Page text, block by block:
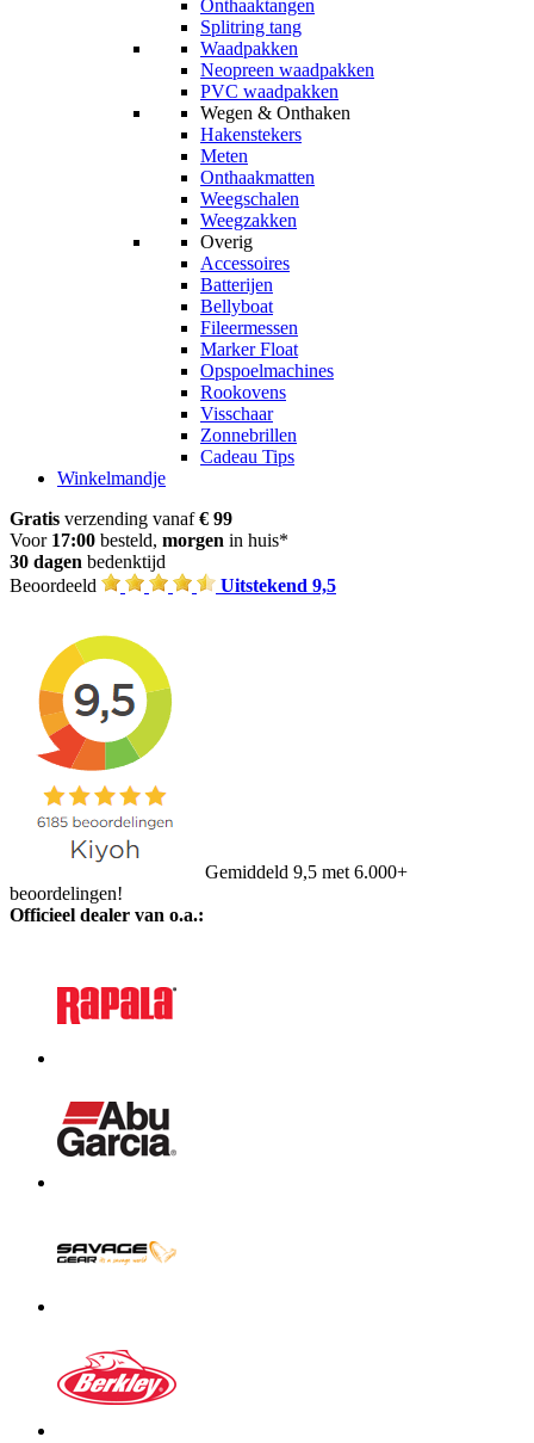
Onthaaktangen
Splitring tang
Waadpakken
Neopreen waadpakken
PVC waadpakken
Wegen & Onthaken
Hakenstekers
Meten
Onthaakmatten
Weegschalen
Weegzakken
Overig
Accessoires
Batterijen
Bellyboat
Fileermessen
Marker Float
Opspoelmachines
Rookovens
Visschaar
Zonnebrillen
Cadeau Tips
Winkelmandje
Gratis verzending vanaf€ 99
Voor 17:00 besteld, morgen in huis*
30 dagen bedenktijd
Beoordeeld
Uitstekend 9,5
Gemiddeld 9,5 met 6.000+
beoordelingen!
Officieel dealer van o.a.: